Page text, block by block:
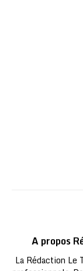
A propos
La Rédaction Le